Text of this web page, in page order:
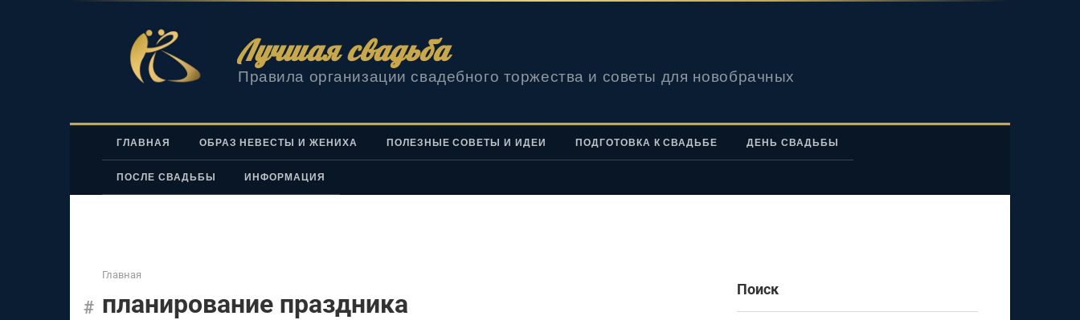
Лучшая свадьба
Правила организации свадебного торжества и советы для новобрачных
ГЛАВНАЯ ОБРАЗ НЕВЕСТЫ И ЖЕНИХА ПОЛЕЗНЫЕ СОВЕТЫ И ИДЕИ ПОДГОТОВКА К СВАДЬБЕ ДЕНЬ СВАДЬБЫ
ПОСЛЕ СВАДЬБЫ ИНФОРМАЦИЯ
Главная
планирование праздника Поиск